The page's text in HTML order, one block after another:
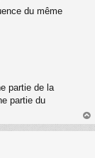
du même
partie de la
partie du
au